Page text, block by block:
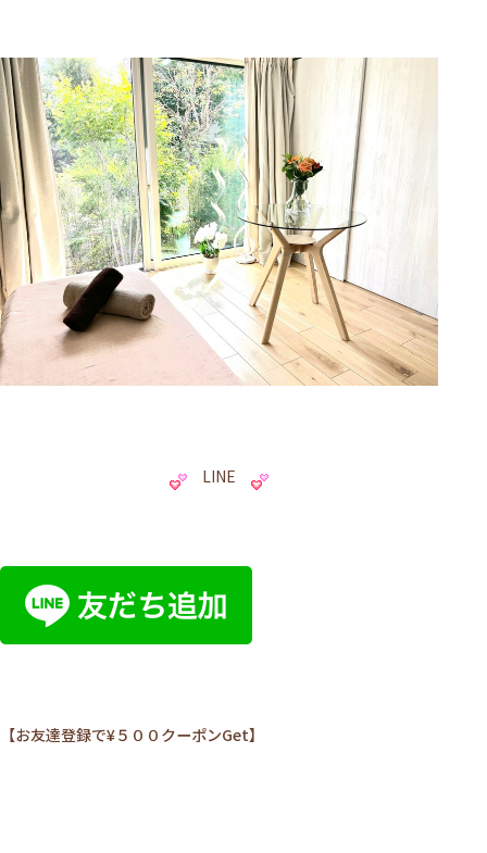
LINE
【お友達登録で¥５００クーポンGet】